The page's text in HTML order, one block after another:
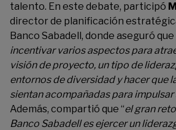
talento. En este debate, participó
director de planificación
Banco Sabadell, donde aseguró que
incentivar varios aspectos para
visión de proyecto, un tipo de
entornos de diversidad y hacer que
sientan acompañadas para impulsar
Además, compartió que “el gran
Banco Sabadell es ejercer un